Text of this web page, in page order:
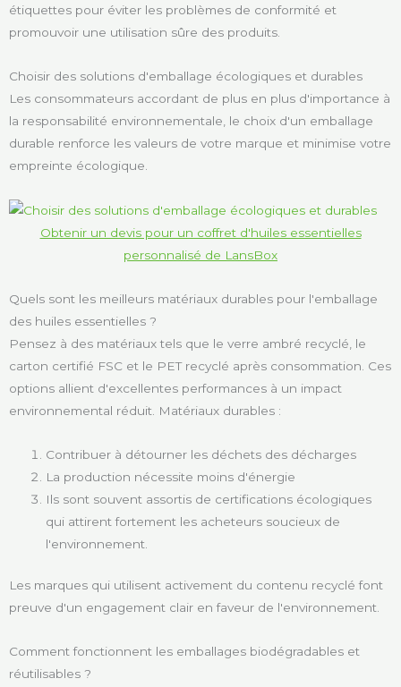
étiquettes pour éviter les problèmes de conformité et
promouvoir une utilisation sûre des produits.
Choisir des solutions d'emballage écologiques et durables
Les consommateurs accordant de plus en plus d'importance à
la responsabilité environnementale, le choix d'un emballage
durable renforce les valeurs de votre marque et minimise votre
empreinte écologique.
Obtenir un devis pour un coffret d'huiles essentielles
personnalisé de LansBox
Quels sont les meilleurs matériaux durables pour l'emballage
des huiles essentielles ?
Pensez à des matériaux tels que le verre ambré recyclé, le
carton certifié FSC et le PET recyclé après consommation. Ces
options allient d'excellentes performances à un impact
environnemental réduit. Matériaux durables :
Contribuer à détourner les déchets des décharges
La production nécessite moins d'énergie
Ils sont souvent assortis de certifications écologiques
qui attirent fortement les acheteurs soucieux de
l'environnement.
Les marques qui utilisent activement du contenu recyclé font
preuve d'un engagement clair en faveur de l'environnement.
Comment fonctionnent les emballages biodégradables et
réutilisables ?